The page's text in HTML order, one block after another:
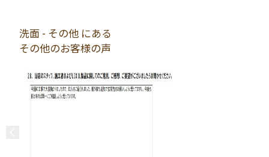
洗面 - その他 にある
その他のお客様の声